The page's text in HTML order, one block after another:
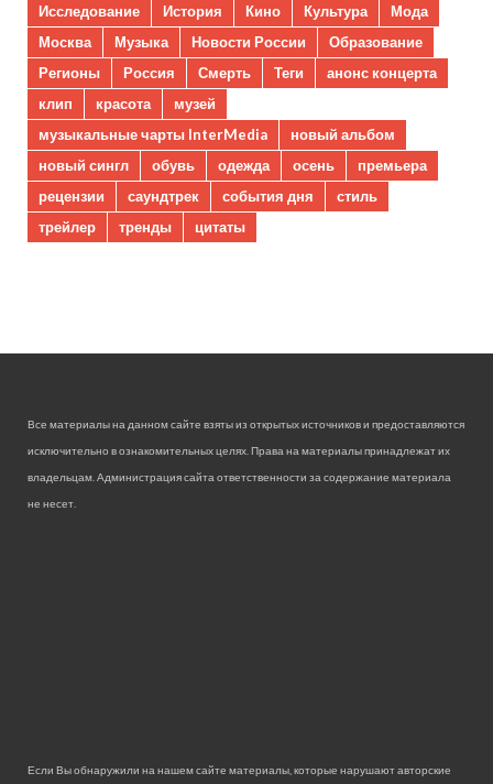
Исследование
История Кино Культура
Мода
Москва
Музыка Новости России
Образование
Регионы
Россия Смерть Теги
анонс концерта
клип
красота
музей
музыкальные чарты InterMedia
новый альбом
новый сингл
обувь одежда осень
премьера
рецензии
саундтрек события дня
стиль
трейлер
тренды цитаты
Все материалы на данном сайте взяты из открытых источников и предоставляются
исключительно в ознакомительных целях. Права на материалы принадлежат их
владельцам. Администрация сайта ответственности за содержание материала
не несет.
Если Вы обнаружили на нашем сайте материалы, которые нарушают авторские